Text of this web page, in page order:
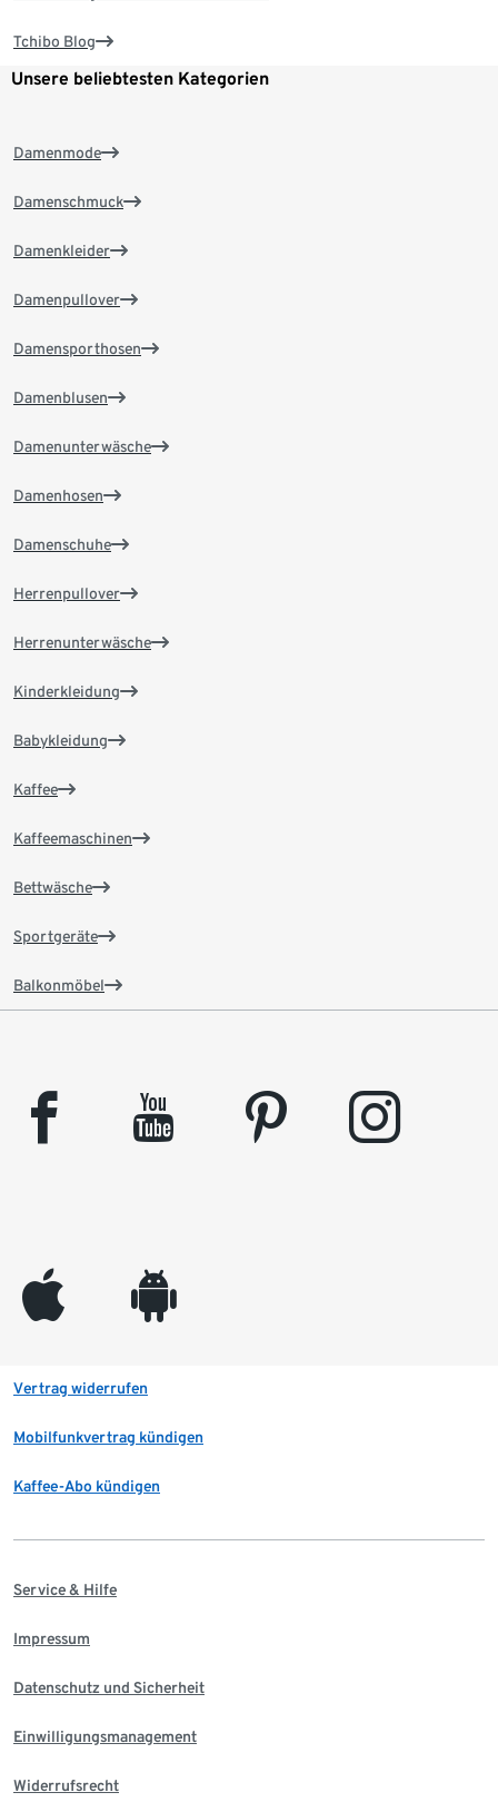
Tchibo Blog
Unsere beliebtesten Kategorien
Damenmode
Damenschmuck
Damenkleider
Damenpullover
Damensporthosen
Damenblusen
Damenunterwäsche
Damenhosen
Damenschuhe
Herrenpullover
Herrenunterwäsche
Kinderkleidung
Babykleidung
Kaffee
Kaffeemaschinen
Bettwäsche
Sportgeräte
Balkonmöbel
facebook youtube pinterest instagram
appleinc android
Vertrag widerrufen
Mobilfunkvertrag kündigen
Kaffee-Abo kündigen
Service & Hilfe
Impressum
Datenschutz und Sicherheit
Einwilligungsmanagement
Widerrufsrecht